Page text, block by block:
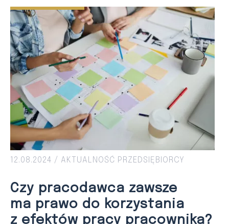
12.08.2024 / AKTUALNOŚĆ PRZEDSIĘBIORCY
Czy pracodawca zawsze
ma prawo do korzystania
z efektów pracy pracownika?